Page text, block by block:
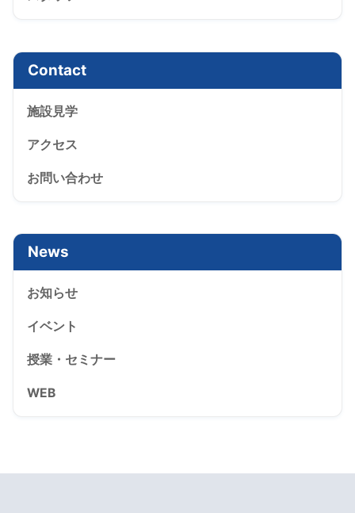
Contact
施設見学
アクセス
お問い合わせ
News
お知らせ
イベント
授業・セミナー
WEB